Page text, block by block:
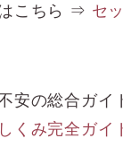
こちら ⇒ セ
安の総合ガ
くみ完全ガイ